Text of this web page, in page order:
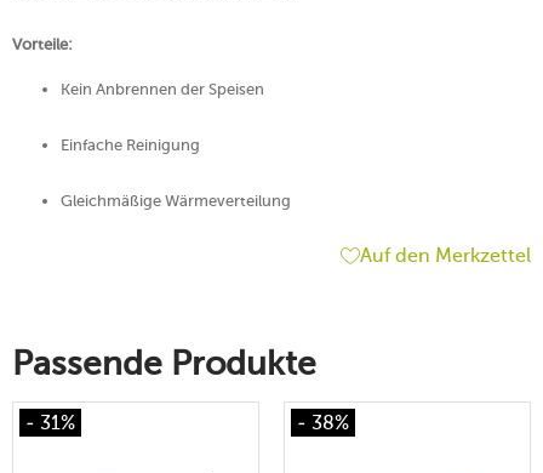
Vorteile:
Kein Anbrennen der Speisen
Einfache Reinigung
Gleichmäßige Wärmeverteilung
Auf den Merkzettel
Passende Produkte
- 31% - 38%